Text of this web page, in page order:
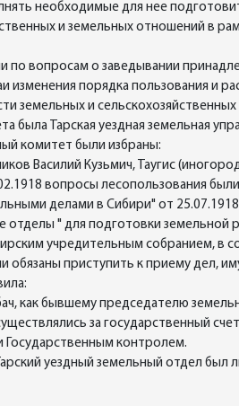
необходимые для нее
и земельных отношений в
вопросам о заведывании
изменения порядка пользования и
земельных и
была Тарская уездная земельная
комитет были избраны:
Василий Кузьмич, Таугис
вопросы лесопользования
делами в Сибири" от
отделы " для подготовки
учредительным собранием, в
приступить к приему дел,
как бывшему председателю
за государственный
контролем.
уездный земельный отдел был